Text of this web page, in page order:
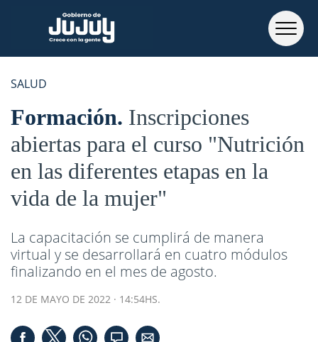
SALUD
Formación Inscripciones
abiertas para el curso "Nutrición
en las diferentes etapas en la
vida de la mujer"
La capacitación se cumplirá de manera
virtual y se desarrollará en cuatro módulos
finalizando en el mes de agosto.
12 DE MAYO DE 2022 · 14:54HS.